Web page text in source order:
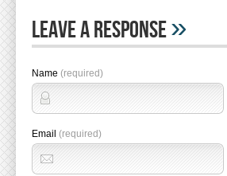
Leave A Response»
Name (required)
Email (required)